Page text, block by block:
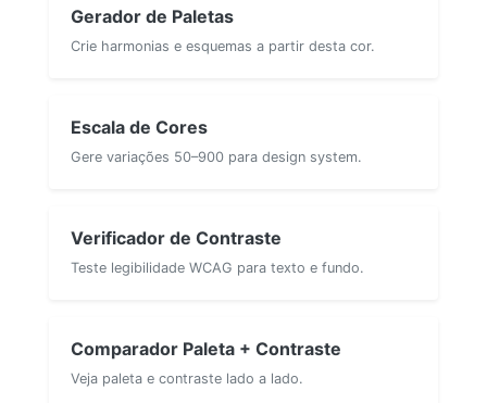
Gerador de Paletas
Crie harmonias e esquemas a partir desta cor.
Escala de Cores
Gere variações 50–900 para design system.
Verificador de Contraste
Teste legibilidade WCAG para texto e fundo.
Comparador Paleta + Contraste
Veja paleta e contraste lado a lado.